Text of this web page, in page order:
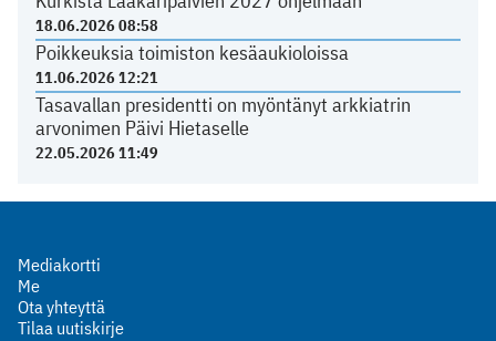
18.06.2026 08:58
Poikkeuksia toimiston kesäaukioloissa
11.06.2026 12:21
Tasavallan presidentti on myöntänyt arkkiatrin
arvonimen Päivi Hietaselle
22.05.2026 11:49
Mediakortti
Me
Ota yhteyttä
Tilaa uutiskirje